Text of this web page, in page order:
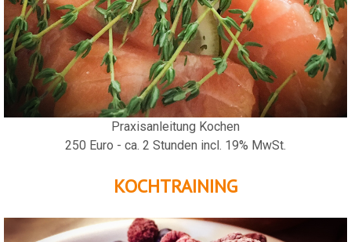
Praxisanleitung Kochen
250 Euro - ca. 2 Stunden incl. 19% MwSt.
KOCHTRAINING